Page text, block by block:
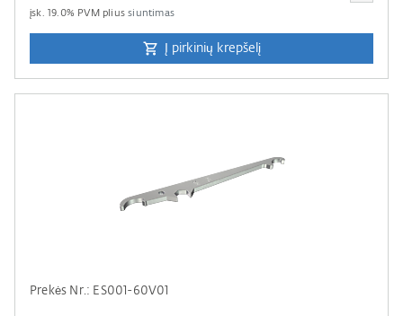
įsk. 19.0% PVM pliussiuntimas
Į pirkinių krepšelį
Prekės Nr.: ES001-60V01